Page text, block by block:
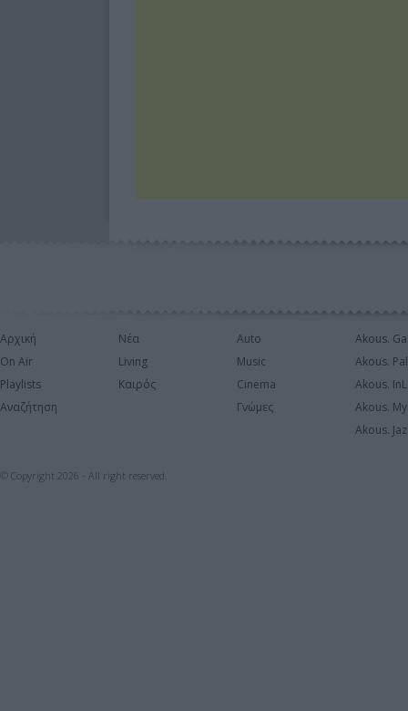
Αρχική
On Air
Playlists
Αναζήτηση
Νέα
Living
Καιρός
Auto
Music
Cinema
Γνώμες
Akous.
Akous.
Akous.
Akous.
Akous.
© Copyright 2026 - All right reserved.